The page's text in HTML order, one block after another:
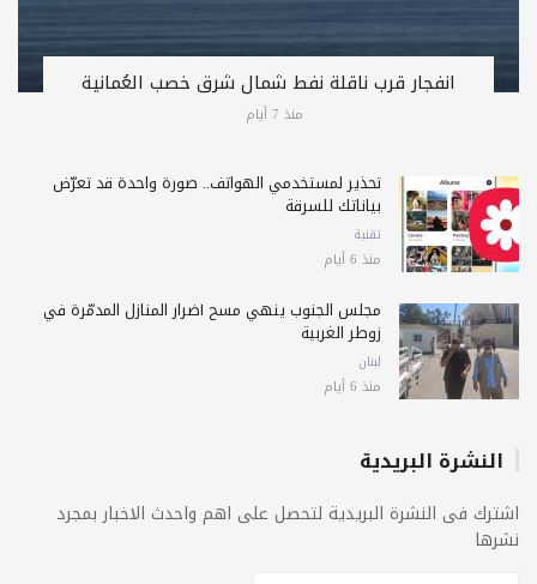
انفجار قرب ناقلة نفط شمال شرق خصب العُمانية
منذ 7 أيام
تحذير لمستخدمي الهواتف.. صورة واحدة قد تعرّض
بياناتك للسرقة
تقنية
منذ 6 أيام
مجلس الجنوب ينهي مسح أضرار المنازل المدمّرة في
زوطر الغربية
لبنان
منذ 6 أيام
النشرة البريدية
اشترك فى النشرة البريدية لتحصل على اهم واحدث الاخبار بمجرد
نشرها